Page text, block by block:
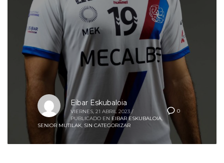
0
Eibar Eskubaloia
VIERNES, 21 ABRIL 2023 /
PUBLICADO EN EIBAR ESKUBALOIA,
SENIOR MUTILAK SIN CATEGORIZAR